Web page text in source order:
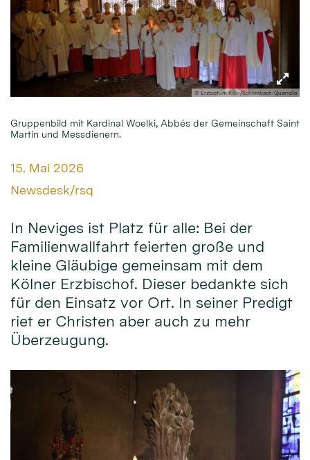
© Erzbistum Köln/Schlimbach-Quarrella
Gruppenbild mit Kardinal Woelki, Abbés der Gemeinschaft Saint
Martin und Messdienern.
Datum:
15. Mai 2026
Von:
Newsdesk/rsq
In Neviges ist Platz für alle: Bei der
Familienwallfahrt feierten große und
kleine Gläubige gemeinsam mit dem
Kölner Erzbischof. Dieser bedankte sich
für den Einsatz vor Ort. In seiner Predigt
riet er Christen aber auch zu mehr
Überzeugung.